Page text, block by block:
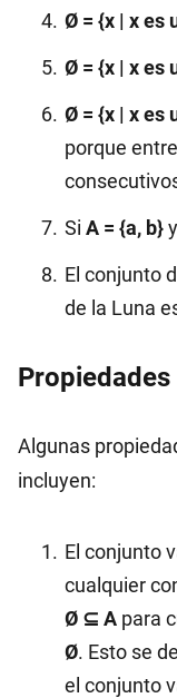
Ø = {x | x es
Ø = {x | x es
Ø = {x | x es
porque
Si A = {a, b}y
El conjunto
de la Luna
Propiedades
Algunas
incluyen:
El conjunto
cualquier
Ø ⊆ A para
Ø. Esto se
el conjunto